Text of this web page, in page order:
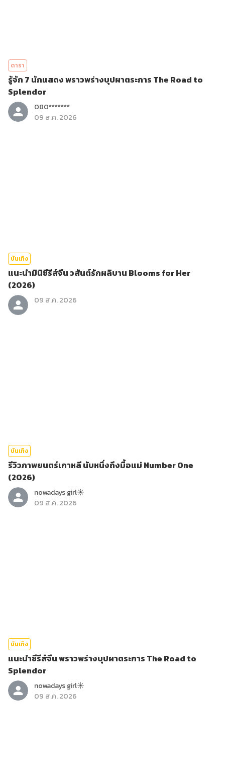
ดารา
รู้จัก 7 นักแสดง พราวพร่างบุปผาตระการ The Road to
Splendor
080*******
09 ส.ค. 2026
บันเทิง
แนะนำมินิซีรีส์จีน วสันต์รักผลิบาน Blooms for Her
(2026)
09 ส.ค. 2026
บันเทิง
รีวิวภาพยนตร์เกาหลี นับหนึ่งถึงมื้อแม่ Number One
(2026)
nowadays girl☀︎︎
09 ส.ค. 2026
บันเทิง
แนะนำซีรีส์จีน พราวพร่างบุปผาตระการ The Road to
Splendor
nowadays girl☀︎︎
09 ส.ค. 2026